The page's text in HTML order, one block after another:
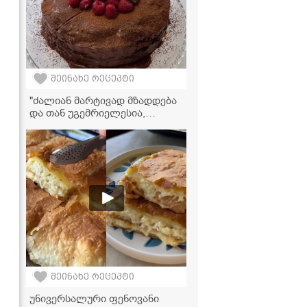
შეინახე რეცეპტი
"ძალიან მარტივად მზადდება
და თან უგემრიელესია,
ბლინის ტორტის
ვიდეორეცეპტი
შეინახე რეცეპტი
უნივერსალური ფენოვანი